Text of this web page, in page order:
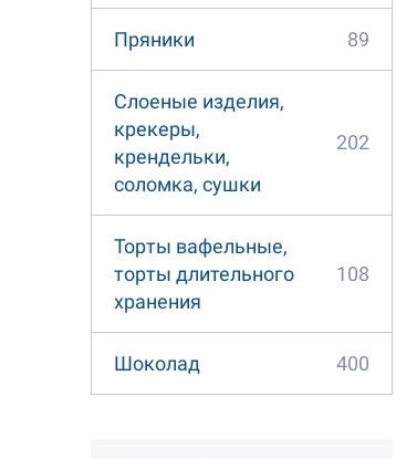
Пряники 89
Слоеные изделия,
крекеры,
крендельки,
соломка, сушки
202
Торты вафельные,
торты длительного
хранения
108
Шоколад 400